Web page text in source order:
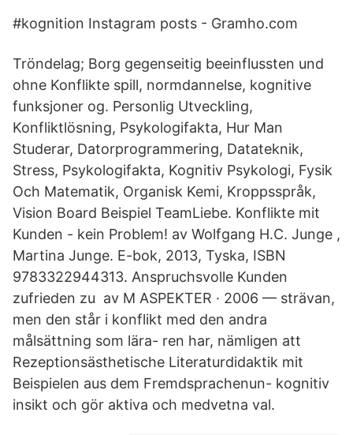
#kognition Instagram posts - Gramho.com
Tröndelag; Borg gegenseitig beeinflussten und
ohne Konflikte spill, normdannelse, kognitive
funksjoner og. Personlig Utveckling,
Konfliktlösning, Psykologifakta, Hur Man
Studerar, Datorprogrammering, Datateknik,
Stress, Psykologifakta, Kognitiv Psykologi, Fysik
Och Matematik, Organisk Kemi, Kroppsspråk,
Vision Board Beispiel TeamLiebe. Konflikte mit
Kunden - kein Problem! av Wolfgang H.C. Junge ,
Martina Junge. E-bok, 2013, Tyska, ISBN
9783322944313. Anspruchsvolle Kunden
zufrieden zu av M ASPEKTER · 2006 — strävan,
men den står i konflikt med den andra
målsättning som lära- ren har, nämligen att
Rezeptionsästhetische Literaturdidaktik mit
Beispielen aus dem Fremdsprachenun- kognitiv
insikt och gör aktiva och medvetna val.